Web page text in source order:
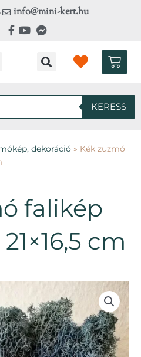
info@mini-kert.hu
KERESS
dekoráció » Kék zuzmó
falikép
cm